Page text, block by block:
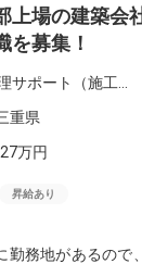
場の建築会
を募集！
サポート（施工…
重県
万円
昇給あり
勤務地があるので